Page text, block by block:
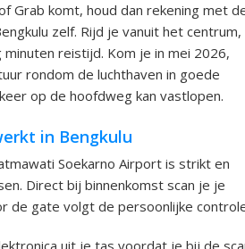
Grab komt, houd dan rekening met
zelf. Rijd je vanuit het centrum,
reistijd. Kom je in mei 2026,
rondom de luchthaven in goede
op de hoofdweg kan vastlopen.
in Bengkulu
Soekarno Airport is strikt en
Direct bij binnenkomst scan je je
de gate volgt de persoonlijke